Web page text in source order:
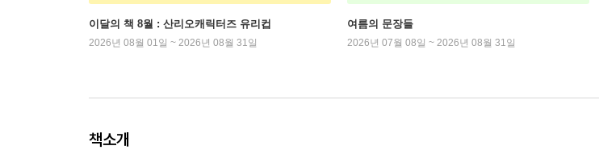
이달의 책 8월 : 산리오캐릭터즈 유리컵
2026년 08월 01일 ~ 2026년 08월 31일
여름의 문장들
2026년 07월 08일 ~ 2026년 08월 31일
책소개